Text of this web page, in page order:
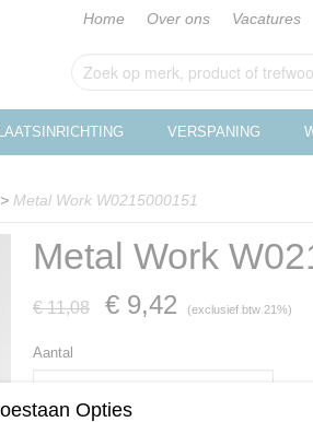
Home Over ons Vacatures
VERSPANING
> Metal Work W0215000151
Metal Work
€ 11,08 € 9,42 (exclusief btw 21%)
Aantal
Opties